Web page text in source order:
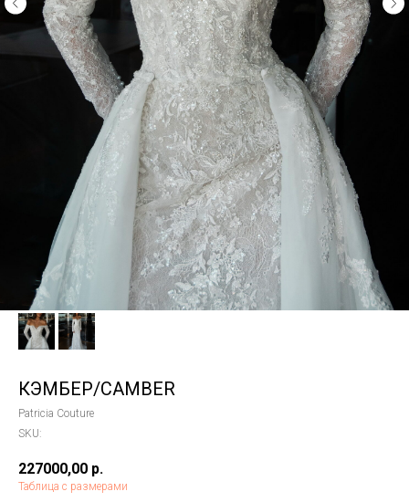
КЭМБЕР/CAMBER
Patricia Couture
SKU:
227000,00 р.
Таблица с размерами